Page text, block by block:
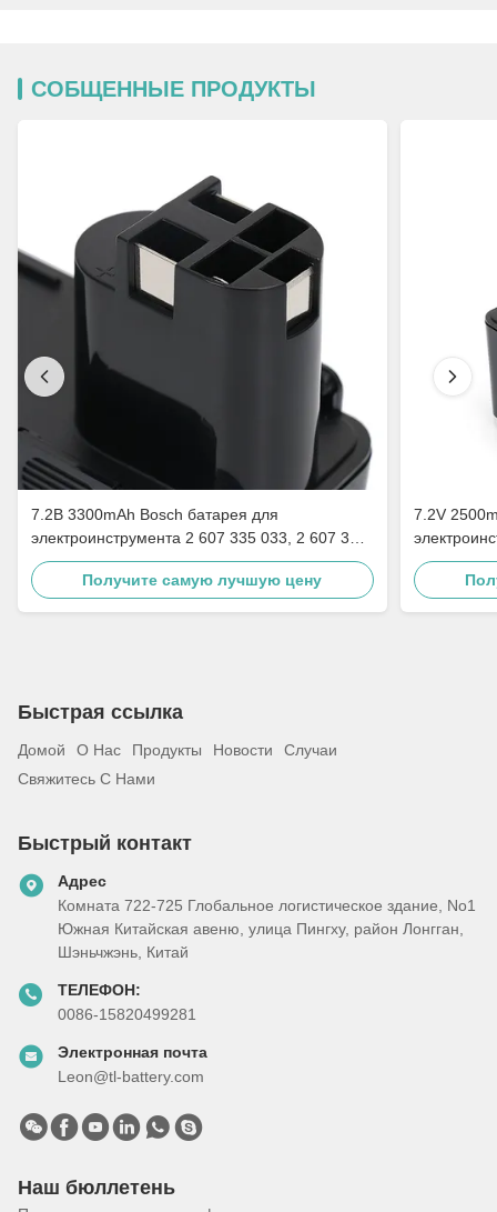
СОБЩЕННЫЕ ПРОДУКТЫ
7.2В 3300mAh Bosch батарея для
электроинструмента 2 607 335 033, 2 607 335
073
Получите самую лучшую цену
7.2V
032
Быстрая ссылка
Домой О Нас Продукты Новости
Случаи
Свяжитесь С Нами
Быстрый контакт
Адрес
Комната 722-725 Глобальное логистическое здание, No1
Южная Китайская авеню, улица Пингху, район Лонгган,
Шэньчжэнь, Китай
ТЕЛЕФОН:
0086-15820499281
Электронная почта
Leon@tl-battery.com
Наш бюллетень